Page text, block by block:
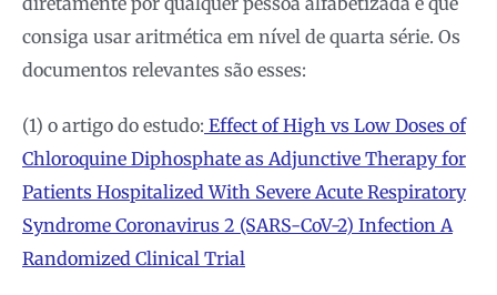
consiga usar aritmética em nível de quarta série. Os
documentos relevantes são esses:
(1) o artigo do estudo: Effect of High vs Low Doses of
Chloroquine Diphosphate as Adjunctive Therapy for
Patients Hospitalized With Severe Acute Respiratory
Syndrome Coronavirus 2 (SARS-CoV-2) Infection A
Randomized Clinical Trial